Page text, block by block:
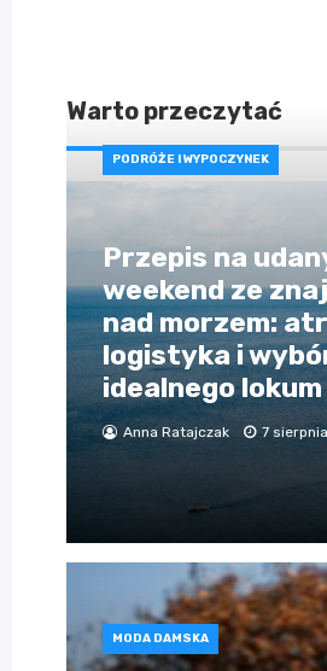
Warto przeczytać
PODRÓŻE I WYPOCZYNEK
Przepis na
weekend ze
nad morzem:
logistyka i
idealnego lokum
Anna Ratajczak 7
MODA DAMSKA